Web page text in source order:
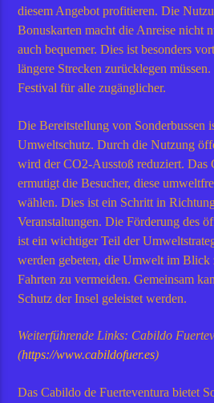
diesem Angebot profitieren. Die
Bonuskarten macht die Anreise nicht
auch bequemer. Dies ist besonders
längere Strecken zurücklegen
Festival für alle zugänglicher.
Die Bereitstellung von Sonderbussen
Umweltschutz. Durch die Nutzung
wird der CO2-Ausstoß reduziert. Das
ermutigt die Besucher, diese
wählen. Dies ist ein Schritt in
Veranstaltungen. Die Förderung des
ist ein wichtiger Teil der
werden gebeten, die Umwelt im Blick
Fahrten zu vermeiden. Gemeinsam
Schutz der Insel geleistet werden.
Weiterführende Links: Cabildo
(https://www.cabildofuer.es)
Das Cabildo de Fuerteventura bietet